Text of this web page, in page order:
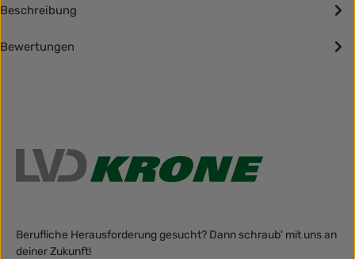
Beschreibung
Bewertungen
Berufliche Herausforderung gesucht? Dann schraub' mit uns an
deiner Zukunft!